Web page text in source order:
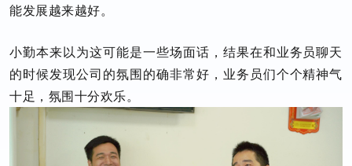
能发展越来越好。
小勤本来以为这可能是一些场面话，结果在和业务员聊天
的时候发现公司的氛围的确非常好，业务员们个个精神气
十足，氛围十分欢乐。